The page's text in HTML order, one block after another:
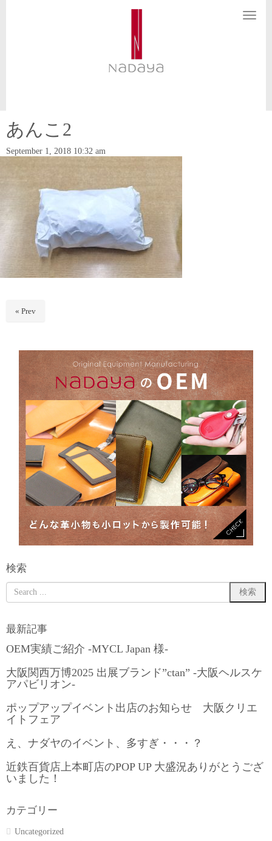
N
あんこ2
September 1, 2018 10:32 am
« Prev
検索
最新記事
OEM実績ご紹介 -MYCL Japan 様-
大阪関西万博2025 出展ブランド”ctan” -大阪ヘルスケ
アパビリオン-
ポップアップイベント出店のお知らせ 大阪クリエ
イトフェア
え、ナダヤのイベント、多すぎ・・・？
近鉄百貨店上本町店のPOP UP 大盛況ありがとうござ
いました！
カテゴリー
Uncategorized